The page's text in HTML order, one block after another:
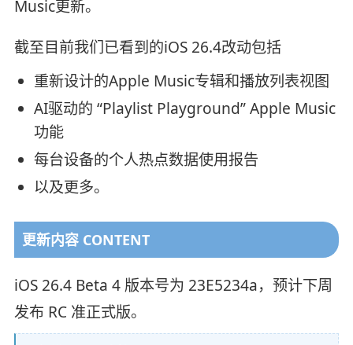
Music更新。
截至目前我们已看到的iOS 26.4改动包括
重新设计的Apple Music专辑和播放列表视图
AI驱动的 “Playlist Playground” Apple Music
功能
每台设备的个人热点数据使用报告
以及更多。
更新内容 CONTENT
iOS 26.4 Beta 4 版本号为 23E5234a，预计下周
发布 RC 准正式版。